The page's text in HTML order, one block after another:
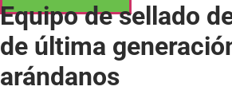
Equipo de sellado
de última
arándanos